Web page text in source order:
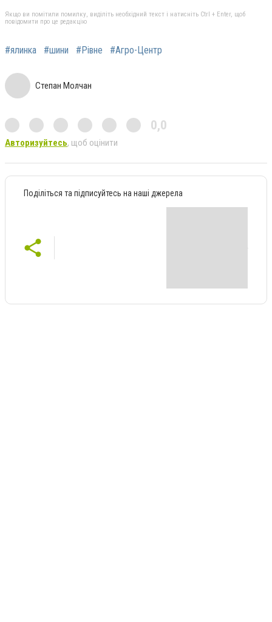
Якщо ви помітили помилку, виділіть необхідний текст і натисніть Ctrl + Enter, щоб
повідомити про це редакцію
#ялинка #шини #Рівне #Агро-Центр
Степан Молчан
0,0
Авторизуйтесь, щоб оцінити
Поділіться та підписуйтесь на наші джерела